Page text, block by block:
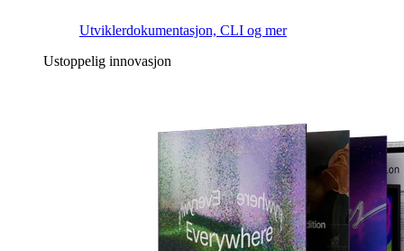
Utviklerdokumentasjon, CLI og mer
Ustoppelig innovasjon